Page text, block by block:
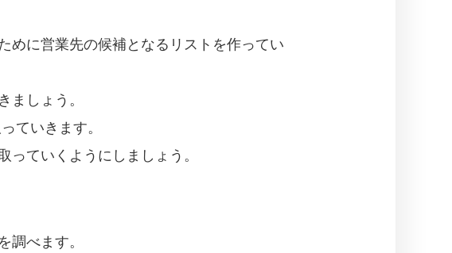
めに営業先の候補となるリストを作ってい
ましょう。
ていきます。
っていくようにしましょう。
調べます。